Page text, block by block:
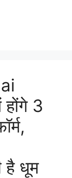
3
है धूम